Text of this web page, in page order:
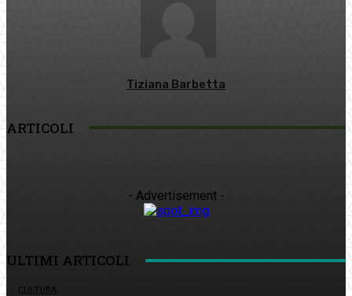
Tiziana Barbetta
ARTICOLI
- Advertisement -
ULTIMI ARTICOLI
CULTURA